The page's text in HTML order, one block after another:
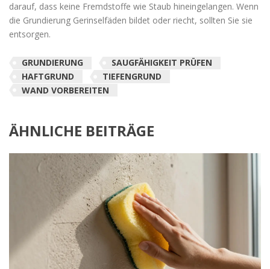
darauf, dass keine Fremdstoffe wie Staub hineingelangen. Wenn
die Grundierung Gerinselfäden bildet oder riecht, sollten Sie sie
entsorgen.
GRUNDIERUNG
SAUGFÄHIGKEIT PRÜFEN
HAFTGRUND
TIEFENGRUND
WAND VORBEREITEN
ÄHNLICHE BEITRÄGE